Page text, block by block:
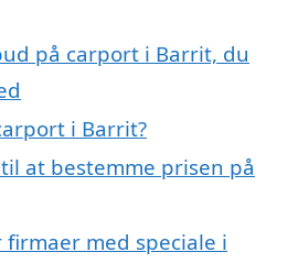
på carport i Barrit, du
i Barrit?
at bestemme prisen på
med speciale i